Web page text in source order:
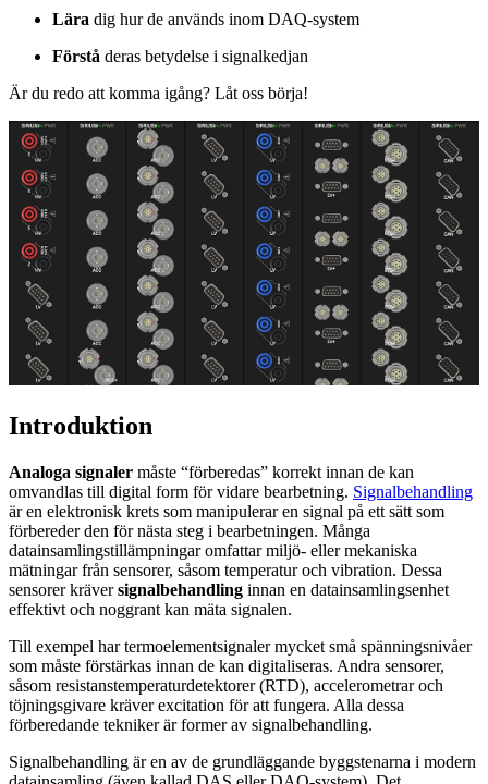
Lära dig hur de används inom DAQ-system
Förstå deras betydelse i signalkedjan
Är du redo att komma igång? Låt oss börja!
Introduktion
Analoga signaler måste “förberedas” korrekt innan de kan
omvandlas till digital form för vidare bearbetning. Signalbehandling
är en elektronisk krets som manipulerar en signal på ett sätt som
förbereder den för nästa steg i bearbetningen. Många
datainsamlingstillämpningar omfattar miljö- eller mekaniska
mätningar från sensorer, såsom temperatur och vibration. Dessa
sensorer kräversignalbehandling innan en datainsamlingsenhet
effektivt och noggrant kan mäta signalen.
Till exempel har termoelementsignaler mycket små spänningsnivåer
som måste förstärkas innan de kan digitaliseras. Andra sensorer,
såsom resistanstemperaturdetektorer (RTD), accelerometrar och
töjningsgivare kräver excitation för att fungera. Alla dessa
förberedande tekniker är former av signalbehandling.
Signalbehandling är en av de grundläggande byggstenarna i modern